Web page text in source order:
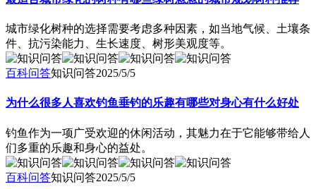
城市绿化树种的选择需要考虑多种因素，如当地气候、土壤条
件、抗污染能力、生长速度、树形美观度等。
百科问答知识问答2025/5/5
为什么很多人喜欢钓鱼垂钓的乐趣有哪些对身心有什么好处
钓鱼作为一项广受欢迎的休闲活动，其魅力在于它能够带给人
们多重的乐趣和身心的益处。
百科问答知识问答2025/5/5